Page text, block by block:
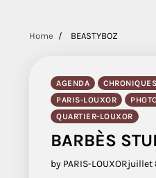
Home BEASTYBOZ
AGENDA
PARIS-LOUXOR
QUARTIER-LOUXOR
BARBÈS
by PARIS-LOUXORjuillet